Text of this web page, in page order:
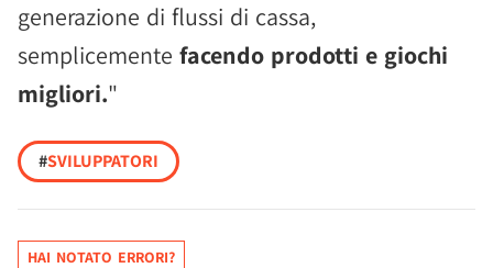
generazione di flussi di cassa,
semplicemente facendo prodotti e giochi
migliori."
#SVILUPPATORI
HAI NOTATO ERRORI?